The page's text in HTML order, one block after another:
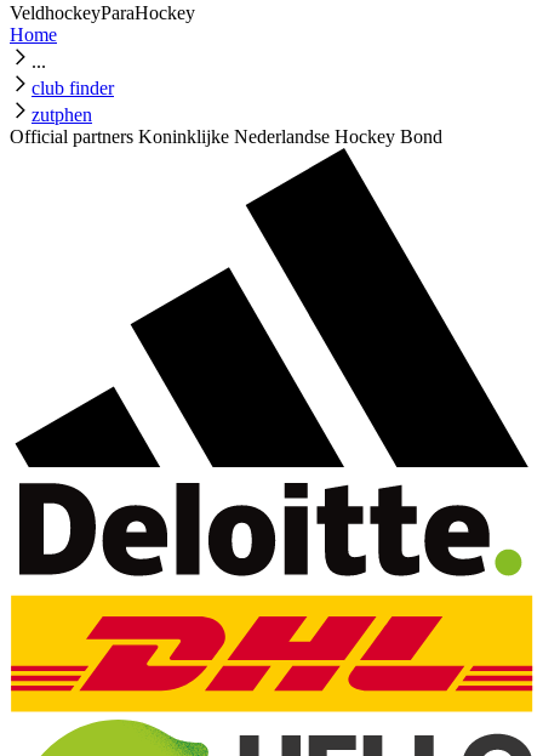
VeldhockeyParaHockey
Home
...
club finder
zutphen
Official partners Koninklijke Nederlandse Hockey Bond